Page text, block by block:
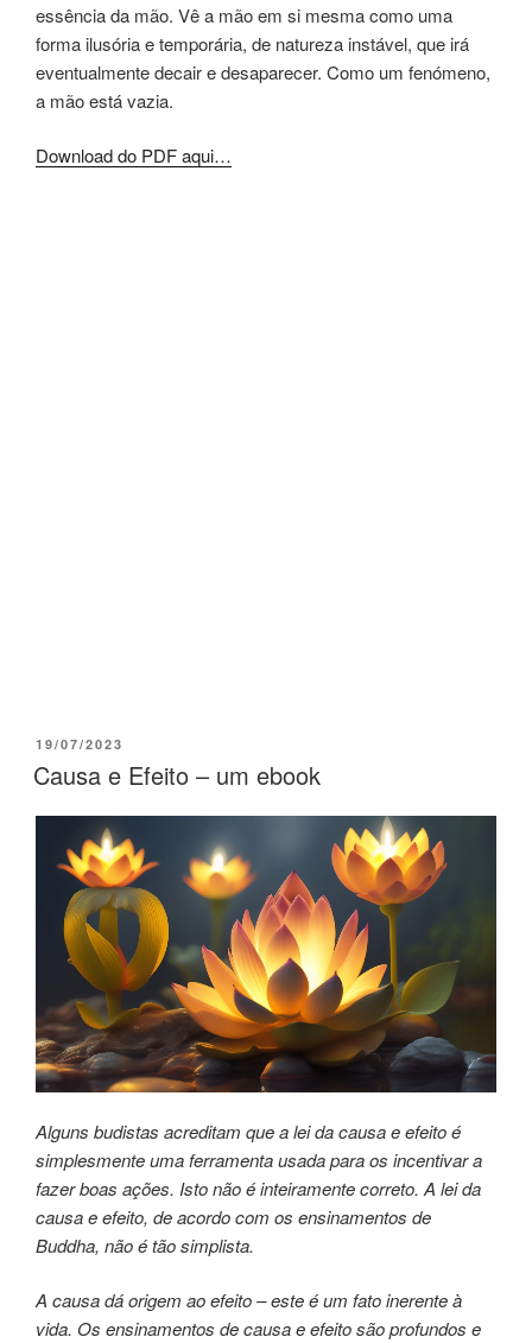
essência da mão. Vê a mão em si mesma como uma
forma ilusória e temporária, de natureza instável, que irá
eventualmente decair e desaparecer. Como um fenómeno,
a mão está vazia.
Download do PDF aqui…
19/07/2023
Causa e Efeito – um ebook
Alguns budistas acreditam que a lei da causa eefeito é
simplesmente uma ferramenta usada paraos incentivar a
fazer boas ações. Isto não é inteiramentecorreto. A lei da
causa e efeito, de acordo com os ensinamentos de
Buddha, não é tão simplista.
A causa dá origem ao efeito – este é um fato inerenteà
vida. Os ensinamentos de causa e efeitosão profundos e